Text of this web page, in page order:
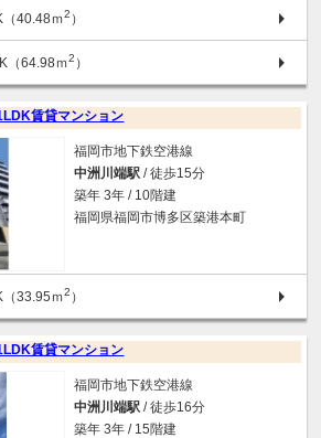
40.48ｍ2 ）
（64.98ｍ2 ）
賃貸マンション
福岡市地下鉄空港線
中洲川端駅 / 徒歩15分
築年 3年 / 10階建
福岡県福岡市博多区築港本町
33.95ｍ2 ）
賃貸マンション
福岡市地下鉄空港線
中洲川端駅 / 徒歩16分
築年 3年 / 15階建